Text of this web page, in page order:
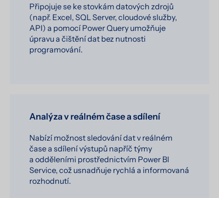
Připojuje se ke stovkám datových zdrojů
(např. Excel, SQL Server, cloudové služby,
API) a pomocí Power Query umožňuje
úpravu a čištění dat bez nutnosti
programování.
Analýza v reálném čase a sdílení
Nabízí možnost sledování dat v reálném
čase a sdílení výstupů napříč týmy
a odděleními prostřednictvím Power BI
Service, což usnadňuje rychlá a informovaná
rozhodnutí.